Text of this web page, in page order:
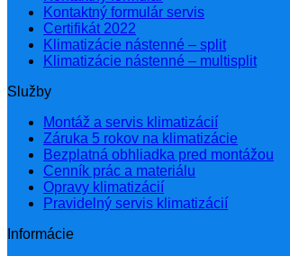
Kontaktný formulár servis
Certifikát 2022
Klimatizácie nástenné – split
Klimatizácie nástenné – multisplit
Služby
Montáž a servis klimatizácií
Záruka 5 rokov na klimatizácie
Bezplatná obhliadka pred montážou
Cenník prác a materiálu
Opravy klimatizácií
Pravidelný servis klimatizácií
Informácie